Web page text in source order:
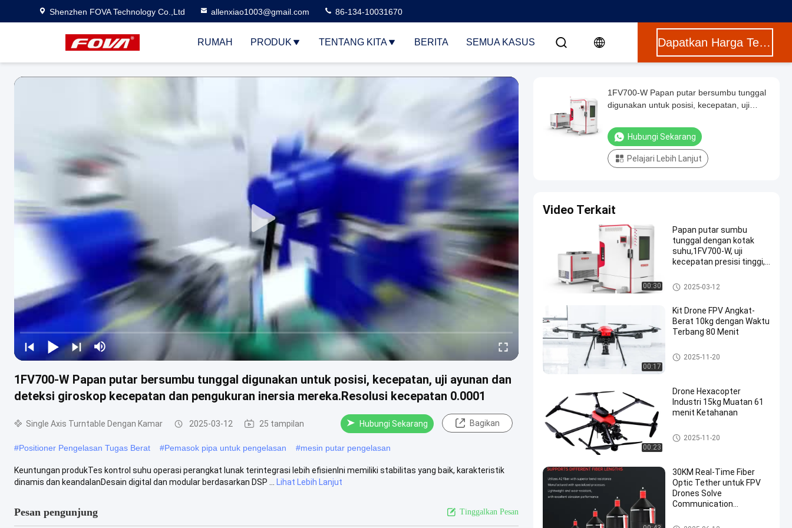
Shenzhen FOVA Technology Co.,Ltd allenxiao1003@gmail.com 86-134-10031670
RUMAH PRODUK TENTANG KITA BERITA SEMUA KASUS Dapatkan Harga Terbaik
1FV700-W Papan putar bersumbu tunggal digunakan untuk posisi, kecepatan, uji ayunan dan
deteksi giroskop kecepatan dan pengukuran inersia mereka.Resolusi kecepatan 0.0001
Single Axis Turntable Dengan Kamar 2025-03-12 25 tampilan Hubungi Sekarang Bagikan
#Positioner Pengelasan Tugas Berat #Pemasok pipa untuk pengelasan #mesin putar pengelasan
Keuntungan produkTes kontrol suhu operasi perangkat lunak terintegrasi lebih efisienIni memiliki stabilitas yang baik, karakteristik
dinamis dan keandalanDesain digital dan modular berdasarkan DSP ...
Lihat Lebih Lanjut
Pesan pengunjung Tinggalkan Pesan
1FV700-W Papan putar bersumbu tunggal
digunakan untuk posisi, kecepatan, uji
dan pengukuran inersia mereka.Resolusi
kecepatan 0.0001
Hubungi Sekarang
Pelajari Lebih Lanjut
Video Terkait
00:30
Papan putar sumbu
tunggal dengan kotak
suhu,1FV700-W, uji
kecepatan presisi tinggi,
pengujian perangkat
navigasi inersia dan
pada suhu tinggi dan
rendah.
Single Axis Turntable Dengan
Kamar
2025-03-12
00:17
Kit Drone FPV Angkat-
Berat 10kg dengan Waktu
Terbang 80 Menit
Perlengkapan Drone FPV
2025-11-20
00:23
Drone Hexacopter
Industri 15kg Muatan 61
menit Ketahanan
Perlengkapan Drone FPV
2025-11-20
30KM Real-Time Fiber
Optic Tether untuk FPV
Drones Solve
Communication
Militer/Industri
Perlengkapan Drone FPV